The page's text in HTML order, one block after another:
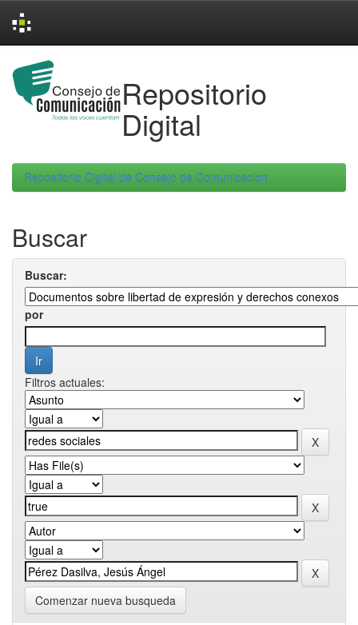
navigation
Repositorio
Digital
Repositorio Digital de Consejo de Comunicacion
Buscar
Buscar:
por
Filtros actuales:
Comenzar nueva busqueda